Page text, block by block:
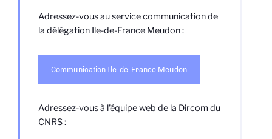
Adressez-vous au service communicationde
la délégation Ile-de-France Meudon :
Communication Ile-de-France Meudon
Adressez-vous à l'équipe web de la Dircom du
CNRS :